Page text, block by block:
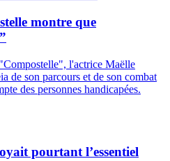
montre que
l'actrice Maëlle
de son parcours et de son combat
des personnes handicapées.
pourtant l’essentiel